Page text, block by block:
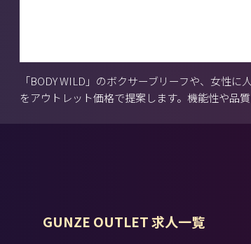
「BODY WILD」のボクサーブリーフや、女性
をアウトレット価格で提案します。機能性や品
GUNZE OUTLET 求人一覧